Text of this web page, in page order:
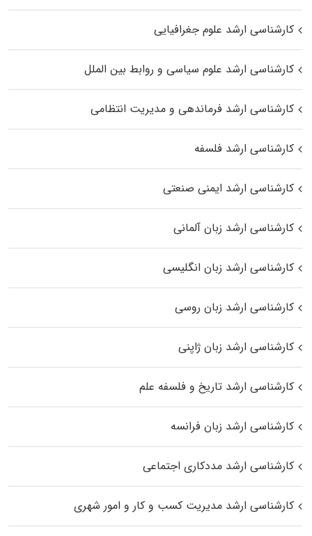
کارشناسی ارشد علوم جغرافیایی
کارشناسی ارشد علوم سیاسی و روابط بین الملل
کارشناسی ارشد فرماندهی و مدیریت انتظامی
کارشناسی ارشد فلسفه
کارشناسی ارشد ایمنی صنعتی
کارشناسی ارشد زبان آلمانی
کارشناسی ارشد زبان انگلیسی
کارشناسی ارشد زبان روسی
کارشناسی ارشد زبان ژاپنی
کارشناسی ارشد تاریخ و فلسفه علم
کارشناسی ارشد زبان فرانسه
کارشناسی ارشد مددکاری اجتماعی
کارشناسی ارشد مدیریت کسب و کار و امور شهری